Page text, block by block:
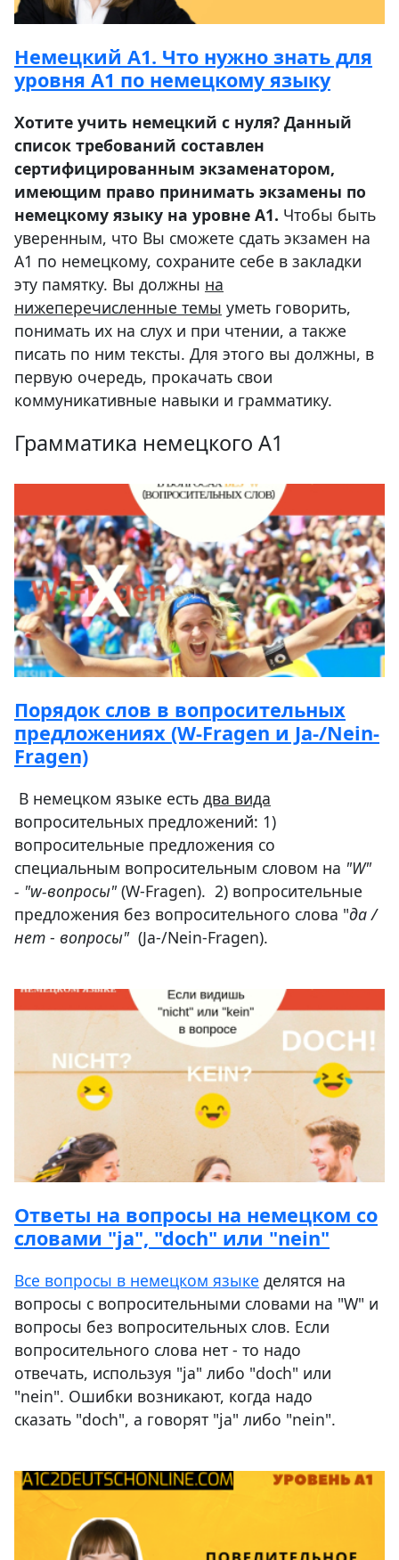
Немецкий А1. Что нужно знать для
уровня А1 по немецкому языку
Хотите учить немецкий с нуля? Данный
список требований составлен
сертифицированным экзаменатором,
имеющим право принимать экзамены по
немецкому языку на уровне А1. Чтобы быть
уверенным, что Вы сможете сдать экзамен на
A1 по немецкому, сохраните себе в закладки
эту памятку. Вы должны на
нижеперечисленные темы уметь говорить,
понимать их на слух и при чтении, а также
писать по ним тексты. Для этого вы должны, в
первую очередь, прокачать свои
коммуникативные навыки и грамматику.
Грамматика немецкого A1
Порядок слов в вопросительных
предложениях (W-Fragen и Ja-/Nein-
Fragen)
В немецком языке есть два вида
вопросительных предложений: 1)
вопросительные предложения со
специальным вопросительным словом на "W"
- "w-вопросы"(W-Fragen). 2) вопросительные
предложения без вопросительного слова "да /
нет - вопросы" (Ja-/Nein-Fragen).
Ответы на вопросы на немецком со
словами "ja", "doch" или "nein"
Все вопросы в немецком языке делятся на
вопросы с вопросительными словами на "W" и
вопросы без вопросительных слов. Если
вопросительного слова нет - то надо
отвечать, используя "ja" либо "doch" или
"nein". Ошибки возникают, когда надо
сказать "doch", а говорят "ja" либо "nein".